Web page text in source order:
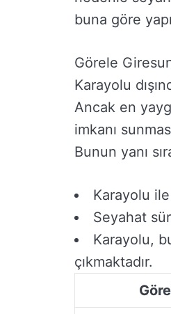
buna göre
Görele
Karayolu
Ancak en
imkanı
Bunun yanı
Karayolu
Seyahat
Karayolu,
çıkmaktadır.